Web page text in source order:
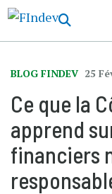
BLOG FINDEV 25
Ce que la
apprend
financiers